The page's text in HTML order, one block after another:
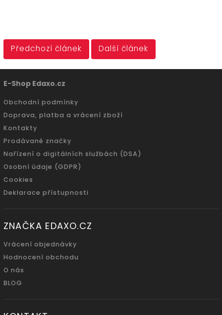
Předchozí článek Další článek
E-Shop Edaxo.cz
Obchodní podmínky
Doprava, platba a vrácení zboží
Kontakty
Prodávané značky
Nařízení o digitálních službách (DSA)
Osobní údaje (GDPR)
Cookies
Deklarace přístupnosti
ZNAČKA EDAXO.CZ
Vrácení objednávky
Hodnocení obchodu
O nás
BLOG